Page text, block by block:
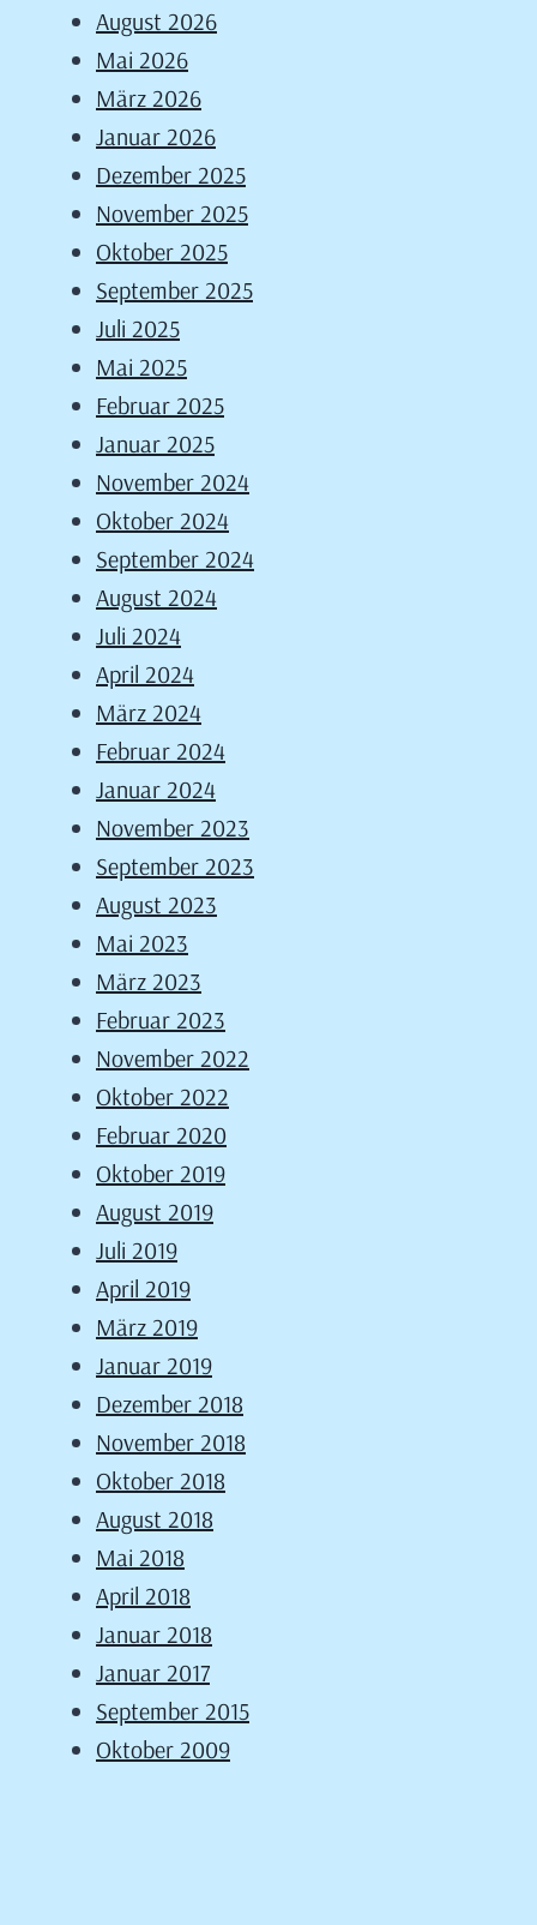
August 2026
Mai 2026
März 2026
Januar 2026
Dezember 2025
November 2025
Oktober 2025
September 2025
Juli 2025
Mai 2025
Februar 2025
Januar 2025
November 2024
Oktober 2024
September 2024
August 2024
Juli 2024
April 2024
März 2024
Februar 2024
Januar 2024
November 2023
September 2023
August 2023
Mai 2023
März 2023
Februar 2023
November 2022
Oktober 2022
Februar 2020
Oktober 2019
August 2019
Juli 2019
April 2019
März 2019
Januar 2019
Dezember 2018
November 2018
Oktober 2018
August 2018
Mai 2018
April 2018
Januar 2018
Januar 2017
September 2015
Oktober 2009